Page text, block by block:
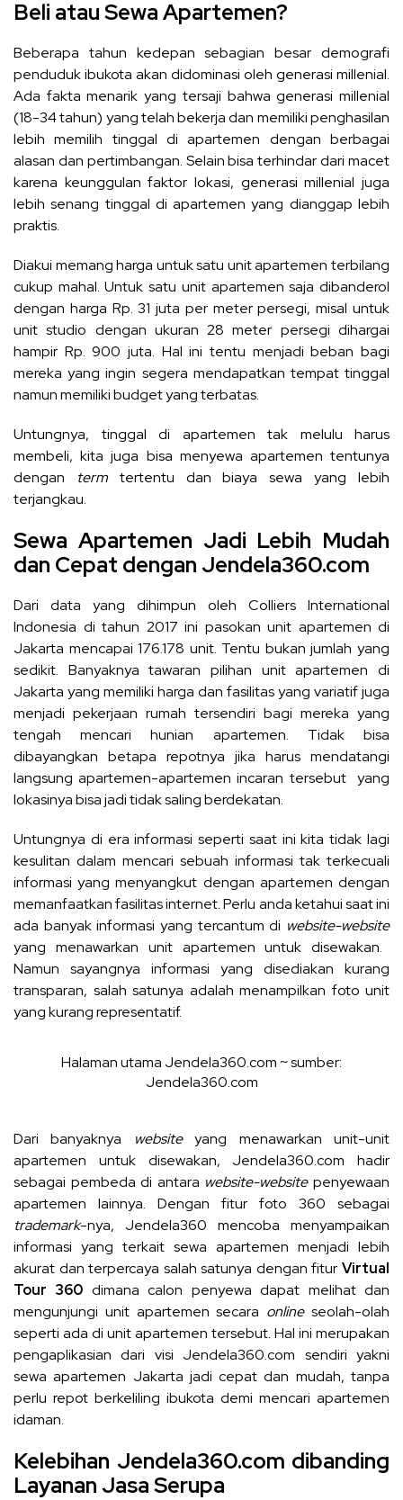
Beli atau Sewa Apartemen?
Beberapa tahun kedepan sebagian besar demografi
penduduk ibukota akan didominasi oleh generasi millenial.
Ada fakta menarik yang tersaji bahwa generasi millenial
(18-34 tahun) yang telah bekerja dan memiliki penghasilan
lebih memilih tinggal di apartemen dengan berbagai
alasan dan pertimbangan. Selain bisa terhindar dari macet
karena keunggulan faktor lokasi, generasi millenial juga
lebih senang tinggal di apartemen yang dianggap lebih
praktis.
Diakui memang harga untuk satu unit apartemen terbilang
cukup mahal. Untuk satu unit apartemen saja dibanderol
dengan harga Rp. 31 juta per meter persegi, misal untuk
unit studio dengan ukuran 28 meter persegi dihargai
hampir Rp. 900 juta. Hal ini tentu menjadi beban bagi
mereka yang ingin segera mendapatkan tempat tinggal
namun memiliki budget yang terbatas.
Untungnya, tinggal di apartemen tak melulu harus
membeli, kita juga bisa menyewa apartemen tentunya
dengan
termtertentu dan biaya sewa yang lebih
terjangkau.
Sewa Apartemen Jadi Lebih Mudah
dan Cepat dengan Jendela360.com
Dari data yang dihimpun oleh Colliers International
Indonesia di tahun 2017 ini pasokan unit apartemen di
Jakarta mencapai 176.178 unit. Tentu bukan jumlah yang
sedikit. Banyaknya tawaran pilihan unit apartemen di
Jakarta yang memiliki harga dan fasilitas yang variatif juga
menjadi pekerjaan rumah tersendiri bagi mereka yang
tengah mencari hunian apartemen. Tidak bisa
dibayangkan betapa repotnya jika harus mendatangi
langsung apartemen-apartemen incaran tersebut yang
lokasinya bisa jadi tidak saling berdekatan.
Untungnya di era informasi seperti saat ini kita tidak lagi
kesulitan dalam mencari sebuah informasi tak terkecuali
informasi yang menyangkut dengan apartemen dengan
memanfaatkan fasilitas internet. Perlu anda ketahui saat ini
ada banyak informasi yang tercantum di website-website
yang menawarkan unit apartemen untuk disewakan.
Namun sayangnya informasi yang disediakan kurang
transparan, salah satunya adalah menampilkan foto unit
yang kurang representatif.
Halaman utama Jendela360.com ~ sumber:
Jendela360.com
Dari banyaknya websiteyang menawarkan unit-unit
apartemen untuk disewakan, Jendela360.com hadir
sebagai pembeda di antara website-websitepenyewaan
apartemen lainnya. Dengan fitur foto 360 sebagai
trademark-nya, Jendela360 mencoba menyampaikan
informasi yang terkait sewa apartemen menjadi lebih
akurat dan terpercaya salah satunya dengan fitur Virtual
Tour 360 dimana calon penyewa dapat melihat dan
mengunjungi unit apartemen secara onlineseolah-olah
seperti ada di unit apartemen tersebut. Hal ini merupakan
pengaplikasian dari visi Jendela360.com sendiri yakni
sewa apartemen Jakarta jadi cepat dan mudah, tanpa
perlu repot berkeliling ibukota demi mencari apartemen
idaman.
Kelebihan Jendela360.com dibanding
Layanan Jasa Serupa